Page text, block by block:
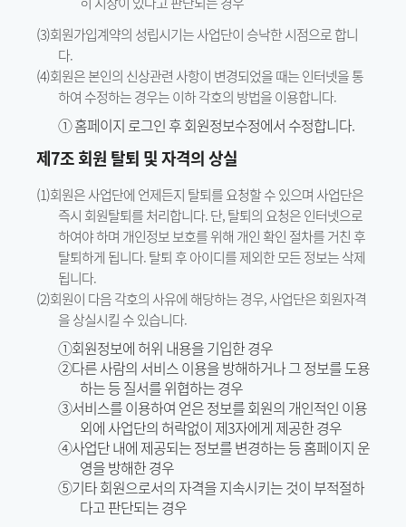
(3)회원가입계약의 성립시기는 사업단이 승낙한 시점으로 합니
다.
(4)회원은 본인의 신상관련 사항이 변경되었을 때는 인터넷을 통
하여 수정하는 경우는 이하 각호의 방법을 이용합니다.
① 홈페이지 로그인 후 회원정보수정에서 수정합니다.
제7조 회원 탈퇴 및 자격의 상실
(1)회원은 사업단에 언제든지 탈퇴를 요청할 수 있으며 사업단은
즉시 회원탈퇴를 처리합니다. 단, 탈퇴의 요청은 인터넷으로
하여야 하며 개인정보 보호를 위해 개인 확인 절차를 거친 후
탈퇴하게 됩니다. 탈퇴 후 아이디를 제외한 모든 정보는 삭제
됩니다.
(2)회원이 다음 각호의 사유에 해당하는 경우, 사업단은 회원자격
을 상실시킬 수 있습니다.
①회원정보에 허위 내용을 기입한 경우
②다른 사람의 서비스 이용을 방해하거나 그 정보를 도용
하는 등 질서를 위협하는 경우
③서비스를 이용하여 얻은 정보를 회원의 개인적인 이용
외에 사업단의 허락없이 제3자에게 제공한 경우
④사업단 내에 제공되는 정보를 변경하는 등 홈페이지 운
영을 방해한 경우
⑤기타 회원으로서의 자격을 지속시키는 것이 부적절하
다고 판단되는 경우